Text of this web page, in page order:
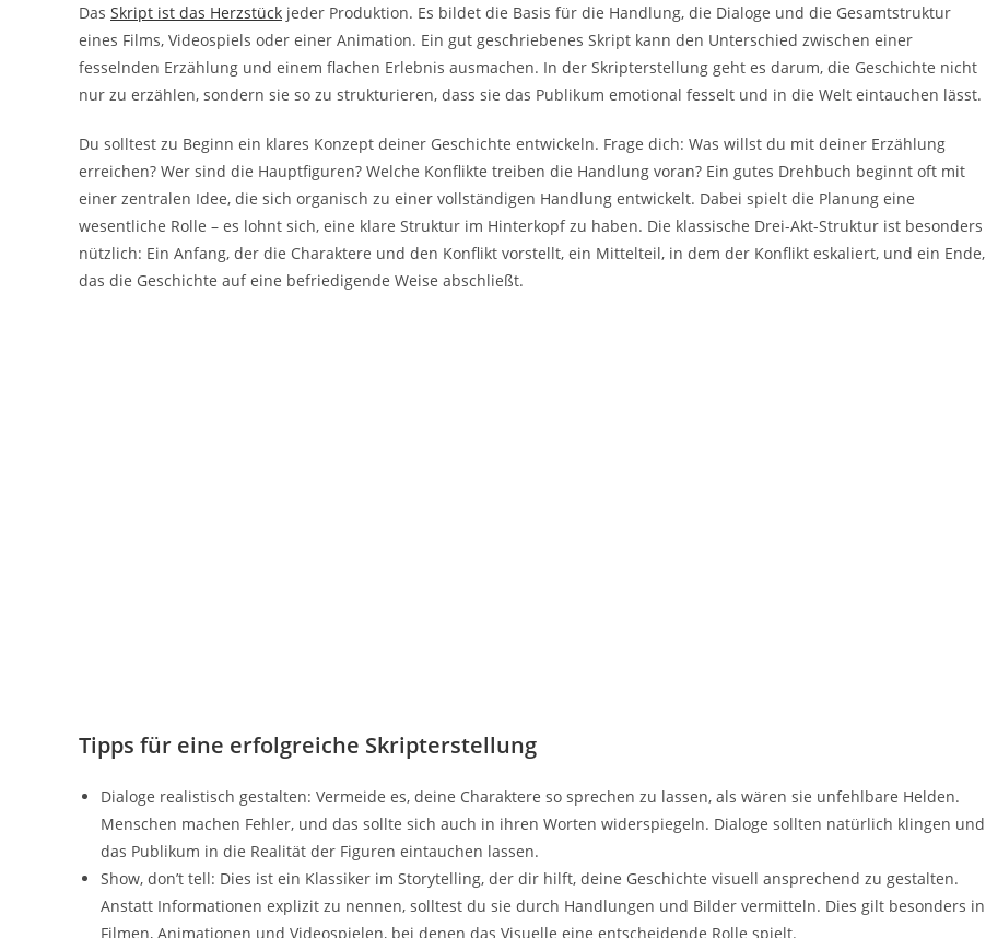
Das Skript ist das Herzstück jeder Produktion. Es bildet die Basis für die Handlung, die Dialoge und die Gesamtstruktur
eines Films, Videospiels oder einer Animation. Ein gut geschriebenes Skript kann den Unterschied zwischen einer
fesselnden Erzählung und einem flachen Erlebnis ausmachen. In der Skripterstellung geht es darum, die Geschichte nicht
nur zu erzählen, sondern sie so zu strukturieren, dass sie das Publikum emotional fesselt und in die Welt eintauchen lässt.
Du solltest zu Beginn ein klares Konzept deiner Geschichte entwickeln. Frage dich: Was willst du mit deiner Erzählung
erreichen? Wer sind die Hauptfiguren? Welche Konflikte treiben die Handlung voran? Ein gutes Drehbuch beginnt oft mit
einer zentralen Idee, die sich organisch zu einer vollständigen Handlung entwickelt. Dabei spielt die Planung eine
wesentliche Rolle – es lohnt sich, eine klare Struktur im Hinterkopf zu haben. Die klassische Drei-Akt-Struktur ist besonders
nützlich: Ein Anfang, der die Charaktere und den Konflikt vorstellt, ein Mittelteil, in dem der Konflikt eskaliert, und ein Ende,
das die Geschichte auf eine befriedigende Weise abschließt.
Tipps für eine erfolgreiche Skripterstellung
Dialoge realistisch gestalten: Vermeide es, deine Charaktere so sprechen zu lassen, als wären sie unfehlbare Helden.
Menschen machen Fehler, und das sollte sich auch in ihren Worten widerspiegeln. Dialoge sollten natürlich klingen und
das Publikum in die Realität der Figuren eintauchen lassen.
Show, don’t tell: Dies ist ein Klassiker im Storytelling, der dir hilft, deine Geschichte visuell ansprechend zu gestalten.
Anstatt Informationen explizit zu nennen, solltest du sie durch Handlungen und Bilder vermitteln. Dies gilt besonders in
Filmen, Animationen und Videospielen, bei denen das Visuelle eine entscheidende Rolle spielt.